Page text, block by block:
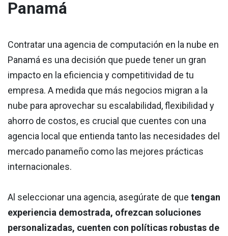
Panamá
Contratar una agencia de computación en la nube en
Panamá es una decisión que puede tener un gran
impacto en la eficiencia y competitividad de tu
empresa. A medida que más negocios migran a la
nube para aprovechar su escalabilidad, flexibilidad y
ahorro de costos, es crucial que cuentes con una
agencia local que entienda tanto las necesidades del
mercado panameño como las mejores prácticas
internacionales.
Al seleccionar una agencia, asegúrate de que tengan
experiencia demostrada, ofrezcan soluciones
personalizadas, cuenten con políticas robustas de